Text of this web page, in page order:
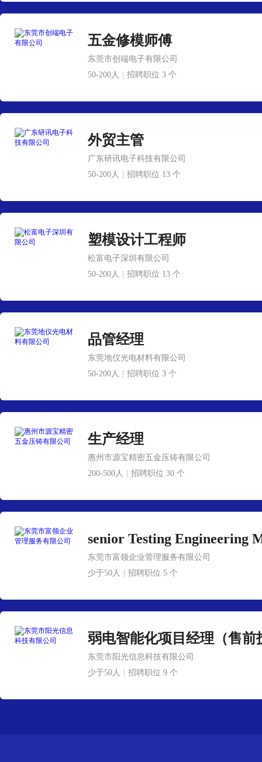
五金修模师傅
东莞市创端电子有限公司
50-200人
招聘职位 3 个
外贸主管
广东研讯电子科技有限公司
50-200人
招聘职位 13 个
塑模设计工程师
松富电子深圳有限公司
50-200人
招聘职位 13 个
品管经理
东莞地仪光电材料有限公司
50-200人
招聘职位 3 个
生产经理
惠州市源宝精密五金压铸有限公司
200-500人
招聘职位 30 个
东莞市富领企业管理服务有限公司
少于50人
招聘职位 5 个
东莞市阳光信息科技有限公司
少于50人
招聘职位 9 个